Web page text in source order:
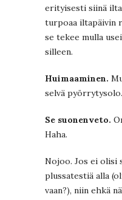
erityisesti siinä
turpoaa iltapäivin
se tekee mulla
silleen.
Huimaaminen.
selvä pyörrytysolo.
Se suonenveto.
Haha.
Nojoo. Jos ei olisi
plussatestiä alla
vaan?), niin ehkä